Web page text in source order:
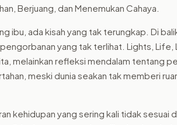
Berjuang, dan Menemukan Cahaya.
ibu, ada kisah yang tak terungkap. Di
yang tak terlihat. Lights, Life,
melainkan refleksi mendalam tentang
meski dunia seakan tak memberi
kehidupan yang sering kali tidak sesuai